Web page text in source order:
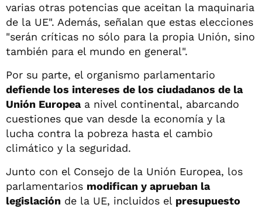
varias otras potencias que aceitan la maquinaria
de la UE". Además, señalan que estas elecciones
"serán críticas no sólo para la propia Unión, sino
también para el mundo en general".
Por su parte, el organismo parlamentario
defiende los intereses de los ciudadanos de la
Unión Europeaa nivel continental, abarcando
cuestiones que van desde la economía y la
lucha contra la pobreza hasta el cambio
climático y la seguridad.
Junto con el Consejo de la Unión Europea, los
parlamentarios modifican y aprueban la
legislación de la UE, incluidos el presupuesto